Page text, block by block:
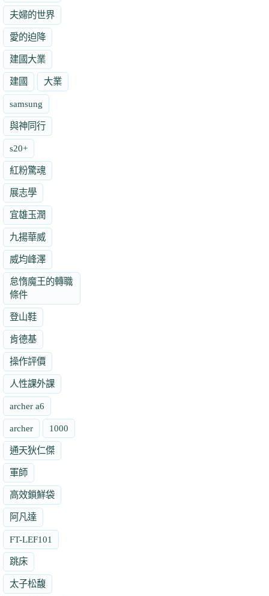
夫婦的世界
愛的迫降
建國大業
建國 大業
samsung
與神同行
s20+
紅粉驚魂
展志學
宜雄玉潤
九揚華威
威均峰澤
怠惰魔王的轉職
條件
登山鞋
肯德基
操作評價
人性課外課
archer a6
archer 1000
通天狄仁傑
軍師
高效鎖鮮袋
阿凡達
FT-LEF101
跳床
太子松馥